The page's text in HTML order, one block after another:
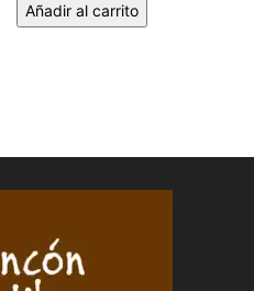
Añadir al carrito